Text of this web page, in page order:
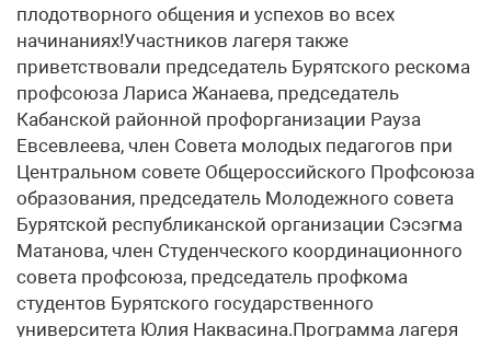
плодотворного общения и успехов во всех
начинаниях!Участников лагеря также
приветствовали председатель Бурятского рескома
профсоюза Лариса Жанаева, председатель
Кабанской районной профорганизации Рауза
Евсевлеева, член Совета молодых педагогов при
Центральном совете Общероссийского Профсоюза
образования, председатель Молодежного совета
Бурятской республиканской организации Сэсэгма
Матанова, член Студенческого координационного
совета профсоюза, председатель профкома
студентов Бурятского государственного
университета Юлия Наквасина.Программа лагеря